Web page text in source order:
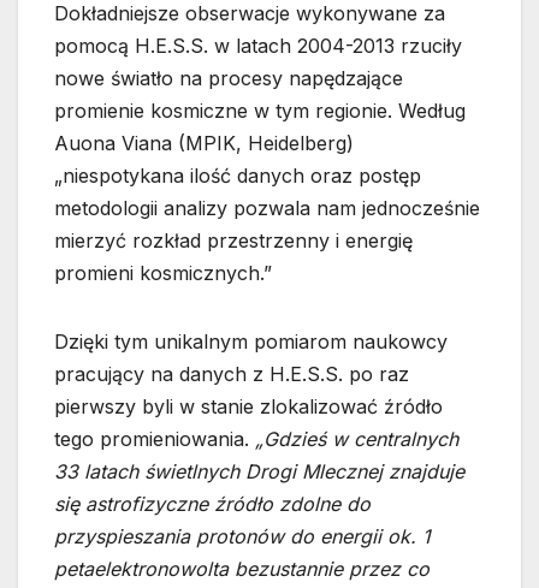
Dokładniejsze obserwacje wykonywane za
pomocą H.E.S.S. w latach 2004-2013 rzuciły
nowe światło na procesy napędzające
promienie kosmiczne w tym regionie. Według
Auona Viana (MPIK, Heidelberg)
„niespotykana ilość danych oraz postęp
metodologii analizy pozwala nam jednocześnie
mierzyć rozkład przestrzenny i energię
promieni kosmicznych.”
Dzięki tym unikalnym pomiarom naukowcy
pracujący na danych z H.E.S.S. po raz
pierwszy byli w stanie zlokalizować źródło
tego promieniowania. „Gdzieś w centralnych
33 latach świetlnych Drogi Mlecznej znajduje
się astrofizyczne źródło zdolne do
przyspieszania protonów do energii ok. 1
petaelektronowolta bezustannie przez co